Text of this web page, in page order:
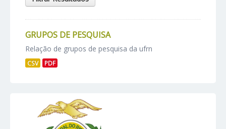
GRUPOS DE PESQUISA
Relação de grupos de pesquisa da ufrn
CSV PDF